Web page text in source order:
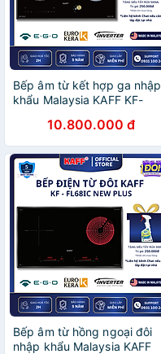
Bếp âm từ kết hợp ga nhập
khẩu Malaysia KAFF KF-
10.800.000 đ
Bếp âm từ hồng ngoại đôi
nhập khẩu Malaysia KAFF